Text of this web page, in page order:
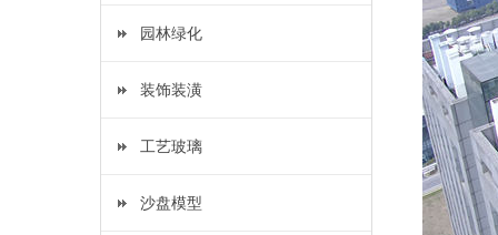
园林绿化
装饰装潢
工艺玻璃
沙盘模型